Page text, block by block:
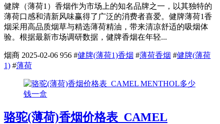
健牌（薄荷1）香烟作为市场上的知名品牌之一，以其独特的
薄荷口感和清新风味赢得了广泛的消费者喜爱。健牌薄荷1香
烟采用高品质烟草与精选薄荷精油，带来清凉舒适的吸烟体
验。根据最新市场调研数据，健牌香烟在年轻...
烟商 2025-02-06 956 #健牌(薄荷1)香烟 #薄荷香烟 #健牌(薄荷
1) #薄荷
骆驼(薄荷)香烟价格表_CAMEL